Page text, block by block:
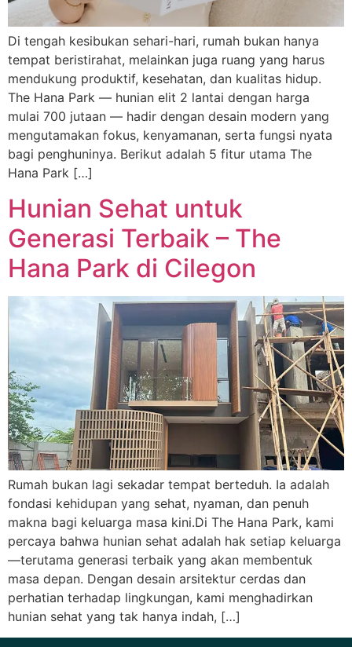
Di tengah kesibukan sehari-hari, rumah bukan hanya
tempat beristirahat, melainkan juga ruang yang harus
mendukung produktif, kesehatan, dan kualitas hidup.
The Hana Park — hunian elit 2 lantai dengan harga
mulai 700 jutaan — hadir dengan desain modern yang
mengutamakan fokus, kenyamanan, serta fungsi nyata
bagi penghuninya. Berikut adalah 5 fitur utama The
Hana Park […]
Hunian Sehat untuk
Generasi Terbaik – The
Hana Park di Cilegon
Rumah bukan lagi sekadar tempat berteduh. Ia adalah
fondasi kehidupan yang sehat, nyaman, dan penuh
makna bagi keluarga masa kini.Di The Hana Park, kami
percaya bahwa hunian sehat adalah hak setiap keluarga
—terutama generasi terbaik yang akan membentuk
masa depan. Dengan desain arsitektur cerdas dan
perhatian terhadap lingkungan, kami menghadirkan
hunian sehat yang tak hanya indah, […]